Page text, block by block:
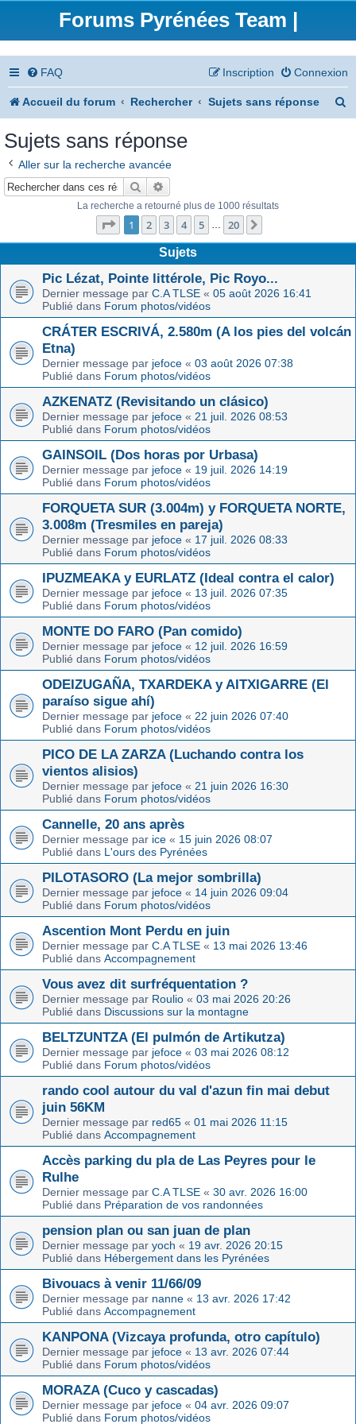
Forums Pyrénées Team |
FAQ Connexion
Inscription
Accueil du forum Rechercher Sujets sans réponse
Sujets sans réponse
Aller sur la recherche avancée
Rechercher
La recherche a retourné plus de 1000 résultats
Page 1sur20
1 2 3 4 5 … 20
Sujets
Pic Lézat, Pointe littérole, Pic Royo...
Dernier message par C.A TLSE « 05 août 2026 16:41
Publié dans Forum photos/vidéos
CRÁTER ESCRIVÁ, 2.580m (A los pies del volcán
Etna)
Dernier message par jefoce « 03 août 2026 07:38
Publié dans Forum photos/vidéos
AZKENATZ (Revisitando un clásico)
Dernier message par jefoce « 21 juil. 2026 08:53
Publié dans Forum photos/vidéos
GAINSOIL (Dos horas por Urbasa)
Dernier message par jefoce « 19 juil. 2026 14:19
Publié dans Forum photos/vidéos
FORQUETA SUR (3.004m) y FORQUETA NORTE,
3.008m (Tresmiles en pareja)
Dernier message par jefoce « 17 juil. 2026 08:33
Publié dans Forum photos/vidéos
IPUZMEAKA y EURLATZ (Ideal contra el calor)
Dernier message par jefoce « 13 juil. 2026 07:35
Publié dans Forum photos/vidéos
MONTE DO FARO (Pan comido)
Dernier message par jefoce « 12 juil. 2026 16:59
Publié dans Forum photos/vidéos
ODEIZUGAÑA, TXARDEKA y AITXIGARRE (El
paraíso sigue ahí)
Dernier message par jefoce « 22 juin 2026 07:40
Publié dans Forum photos/vidéos
PICO DE LA ZARZA (Luchando contra los
vientos alisios)
Dernier message par jefoce « 21 juin 2026 16:30
Publié dans Forum photos/vidéos
Cannelle, 20 ans après
Dernier message par ice « 15 juin 2026 08:07
Publié dans L'ours des Pyrénées
PILOTASORO (La mejor sombrilla)
Dernier message par jefoce « 14 juin 2026 09:04
Publié dans Forum photos/vidéos
Ascention Mont Perdu en juin
Dernier message par C.A TLSE « 13 mai 2026 13:46
Publié dans Accompagnement
Vous avez dit surfréquentation ?
Dernier message par Roulio « 03 mai 2026 20:26
Publié dans Discussions sur la montagne
BELTZUNTZA (El pulmón de Artikutza)
Dernier message par jefoce « 03 mai 2026 08:12
Publié dans Forum photos/vidéos
rando cool autour du val d'azun fin mai debut
juin 56KM
Dernier message par red65 « 01 mai 2026 11:15
Publié dans Accompagnement
Accès parking du pla de Las Peyres pour le
Rulhe
Dernier message par C.A TLSE « 30 avr. 2026 16:00
Publié dans Préparation de vos randonnées
pension plan ou san juan de plan
Dernier message par yoch « 19 avr. 2026 20:15
Publié dans Hébergement dans les Pyrénées
Bivouacs à venir 11/66/09
Dernier message par nanne « 13 avr. 2026 17:42
Publié dans Accompagnement
KANPONA (Vizcaya profunda, otro capítulo)
Dernier message par jefoce « 13 avr. 2026 07:44
Publié dans Forum photos/vidéos
MORAZA (Cuco y cascadas)
Dernier message par jefoce « 04 avr. 2026 09:07
Publié dans Forum photos/vidéos